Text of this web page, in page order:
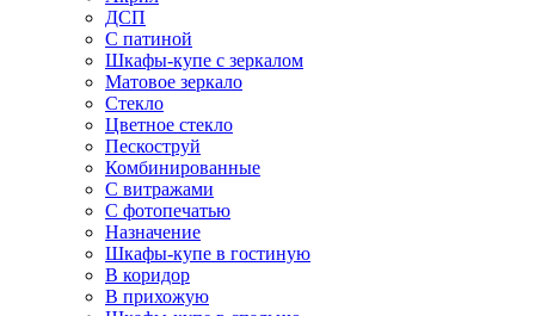
ДСП
С патиной
Шкафы-купе с зеркалом
Матовое зеркало
Стекло
Цветное стекло
Пескоструй
Комбинированные
С витражами
С фотопечатью
Назначение
Шкафы-купе в гостиную
В коридор
В прихожую